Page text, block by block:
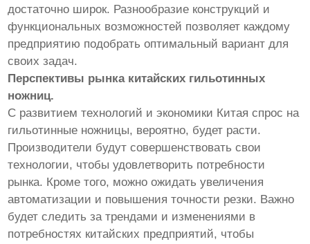
достаточно широк. Разнообразие конструкций и
функциональных возможностей позволяет каждому
предприятию подобрать оптимальный вариант для
своих задач.
Перспективы рынка китайских гильотинных
ножниц.
С развитием технологий и экономики Китая спрос на
гильотинные ножницы, вероятно, будет расти.
Производители будут совершенствовать свои
технологии, чтобы удовлетворить потребности
рынка. Кроме того, можно ожидать увеличения
автоматизации и повышения точности резки. Важно
будет следить за трендами и изменениями в
потребностях китайских предприятий, чтобы